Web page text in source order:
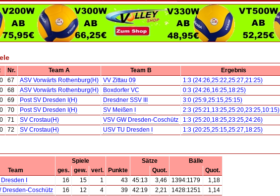
Nr. Team A Team B
Ergebnis
67 ASV Vorwärts Rothenburg(H) VV Zittau 09
1:3 (24:26,25:22,25:27,21:25)
68 ASV Vorwärts Rothenburg(H) Boxdorfer VC
0:3 (24:26,16:25,18:25)
69 Post SV Dresden I(H) Dresdner SSV III
3:0 (25:9,25:15,25:15)
70 Post SV Dresden I(H) SV Meißen I
2:3 (25:21,13:25,25:20,23:25,10:15)
71 SV Crostau(H) VSV GW Dresden-Coschütz
1:3 (25:20,18:25,23:25,24:26)
72 SV Crostau(H) USV TU Dresden I 1:3 (20:25,25:15,25:27,18:25)
Spiele Sätze
Bälle
Team ges. gew. verl. Punkte Quot.
Quot.
I 16 15 1 43 45:13 3,46 1394:1179
1,18
Dresden-Coschütz 16 12 4 39 42:19 2,21 1428:1251
1,14